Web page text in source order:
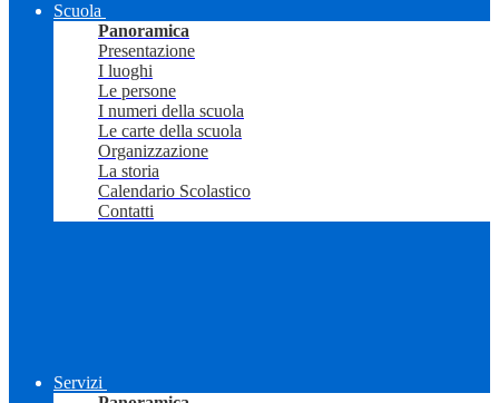
Scuola
Panoramica
Presentazione
I luoghi
Le persone
I numeri della scuola
Le carte della scuola
Organizzazione
La storia
Calendario Scolastico
Contatti
Servizi